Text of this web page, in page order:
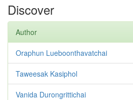
Discover
Author
Oraphun Lueboonthavatchai
Taweesak Kasiphol
Vanida Durongrittichai